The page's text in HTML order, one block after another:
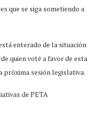
que se siga sometiendo a
enterado de la situación
quien voté a favor de esta
próxima sesión legislativa.
de PETA